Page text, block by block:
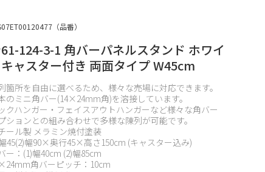
（品番）
124-3-1 角バーパネルスタンド ホワイ
キャスター付き 両面タイプ W45cm
箇所を自由に選べるため、様々な売場に対応できます。
のミニ角バー(14×24mm角)を溶接しています。
クハンガー・フェイスアウトハンガーなど様々な角バー
ションとの組み合わせで多様な陳列が可能です。
ール製 メラミン焼付塗装
45(2)幅90×奥行45×高さ150cm (キャスター込み)
ー：(1)幅40cm (2)幅85cm
角バーピッチ：10cm